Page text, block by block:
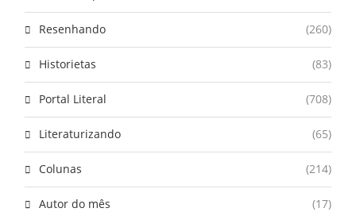
Resenhando (260)
Historietas (83)
Portal Literal (708)
Literaturizando (65)
Colunas (214)
Autor do mês (17)